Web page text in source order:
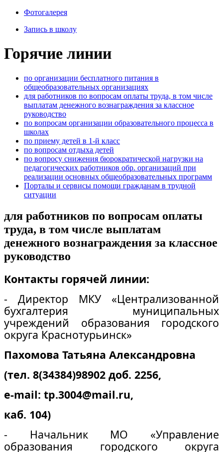
Фотогалерея
Запись в школу
Горячие линии
по организации бесплатного питания в
общеобразовательных организациях
для работников по вопросам оплаты труда, в том числе
выплатам денежного вознаграждения за классное
руководство
по вопросам организации образовательного процесса в
школах
по приему детей в 1-й класс
по вопросам отдыха детей
по вопросу снижения бюрократической нагрузки на
педагогических работников обр. организаций при
реализации основных общеобразовательных программ
Порталы и сервисы помощи гражданам в трудной
ситуации
для работников по вопросам оплаты
труда, в том числе выплатам
денежного вознаграждения за классное
руководство
Контакты горячей линии:
- Директор МКУ «Централизованной
бухгалтерия муниципальных
учреждений образования городского
округа Краснотурьинск»
Пахомова Татьяна Александровна
(тел. 8(34384)98902 доб. 2256,
e-mail: tp.3004@mail.ru,
каб. 104)
- Начальник МО «Управление
образования городского округа